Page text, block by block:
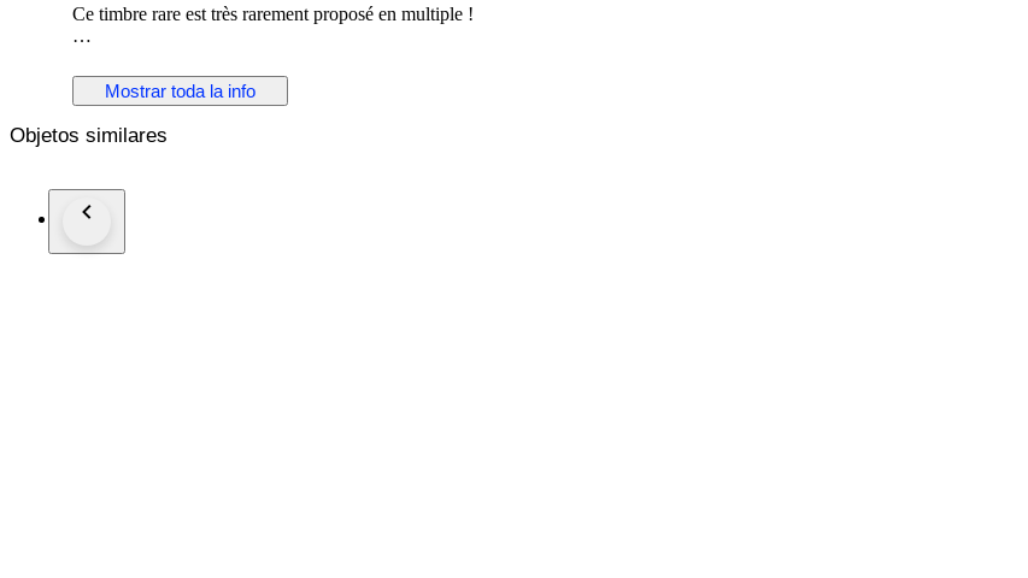
Ce timbre rare est très rarement proposé en multiple !
Voyez également mes autres ventes en cliquant sur mon pseudo Judd3705
Mostrar toda la info
Objetos similares